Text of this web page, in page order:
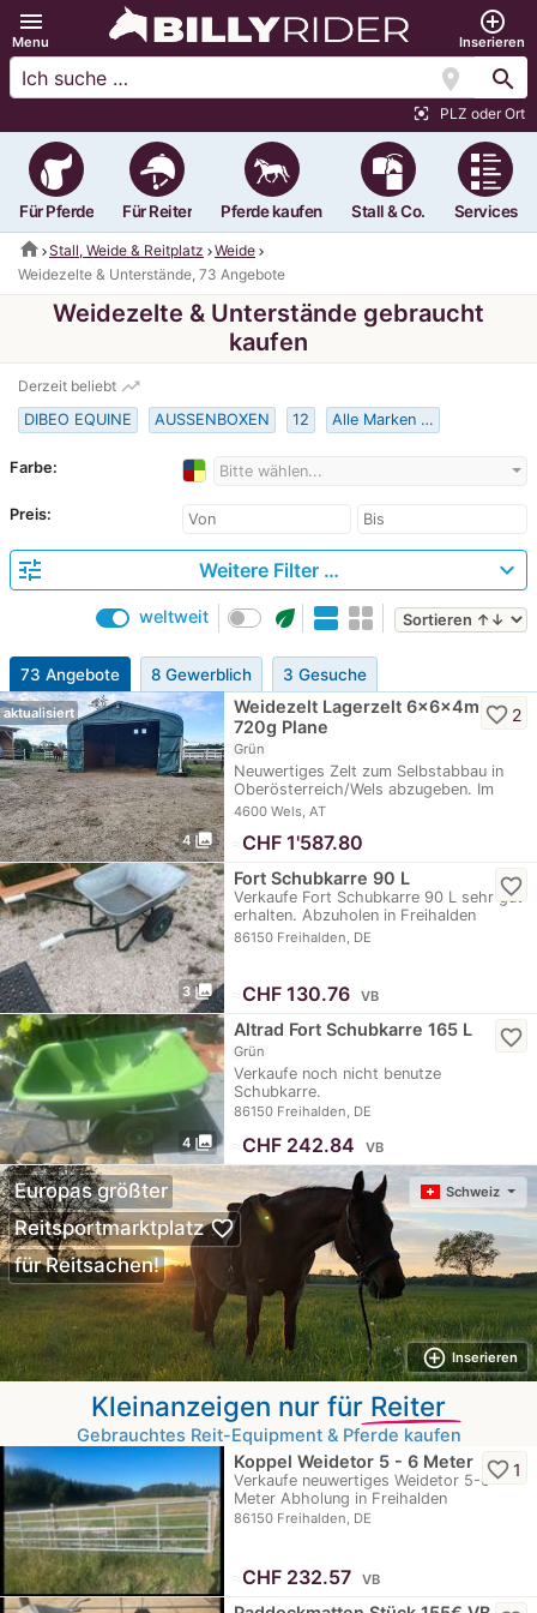
menu
Menu
add_circle_outline
Inserieren
location_on search
center_focus_strong PLZ oder Ort
Für Pferde Für Reiter Pferde kaufen Stall & Co. Services
home Stall, Weide & Reitplatz
Weide
Weidezelte & Unterstände, 73 Angebote
Weidezelte & Unterstände gebraucht
kaufen
Derzeit beliebt trending_up
DIBEO EQUINE AUSSENBOXEN 12 Alle Marken …
Farbe: Bitte wählen...
Preis:
tune Weitere Filter … expand_more
weltweit eco
73 Angebote 8 Gewerblich 3 Gesuche
4 photo_library
aktualisiert
Weidezelt Lagerzelt 6x6x4m
720g Plane
Grün
Neuwertiges Zelt zum Selbstabbau in
Oberösterreich/Wels abzugeben. Im
Preis sind der…
4600 Wels, AT
favorite_border 2
CHF 1'587.80
3 photo_library
Fort Schubkarre 90 L
Verkaufe Fort Schubkarre 90 L sehr gut
erhalten. Abzuholen in Freihalden
Nähe…
86150 Freihalden, DE
favorite_border
CHF 130.76 VB
4 photo_library
Altrad Fort Schubkarre 165 L
Grün
Verkaufe noch nicht benutze
Schubkarre.
86150 Freihalden, DE
favorite_border
CHF 242.84 VB
Schweiz
Europas größter
Reitsportmarktplatz favorite_border
für Reitsachen!
add_circle_outline Inserieren
Kleinanzeigen nur für Reiter
Gebrauchtes Reit-Equipment & Pferde kaufen
Koppel Weidetor 5 - 6 Meter
Verkaufe neuwertiges Weidetor 5-6
Meter Abholung in Freihalden
86150 Freihalden, DE
favorite_border1
CHF 232.57 VB